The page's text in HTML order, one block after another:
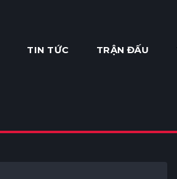
TIN TỨC TRẬN ĐẤU